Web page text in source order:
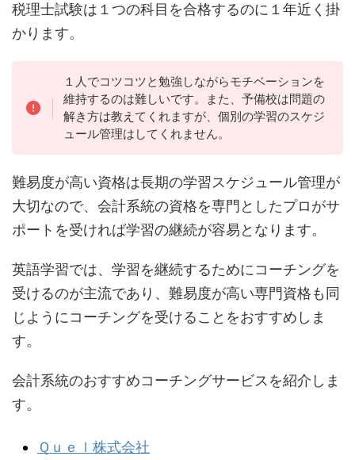
税理士試験は１つの科目を合格するのに１年近く掛
かります。
１人でコツコツと勉強しながらモチベーションを
維持するのは難しいです。また、予備校は問題の
解き方は教えてくれますが、個別の学習のスケジ
ュール管理はしてくれません。
難易度が高い資格は長期の学習スケジュール管理が
大切なので、会計系統の資格を専門としたプロがサ
ポートを受ければ学習の継続が容易となります。
英語学習では、学習を継続するためにコーチングを
受けるのが主流であり、難易度が高い専門資格も同
じようにコーチングを受けることをおすすめしま
す。
会計系統のおすすめコーチングサービスを紹介しま
す。
Ｑｕｅｌ株式会社